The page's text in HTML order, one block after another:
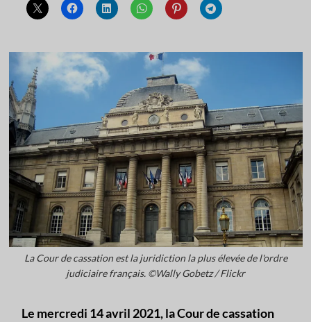
La Cour de cassation est la juridiction la plus élevée de l'ordre
judiciaire français. ©Wally Gobetz / Flickr
Le mercredi 14 avril 2021, la Cour de cassation